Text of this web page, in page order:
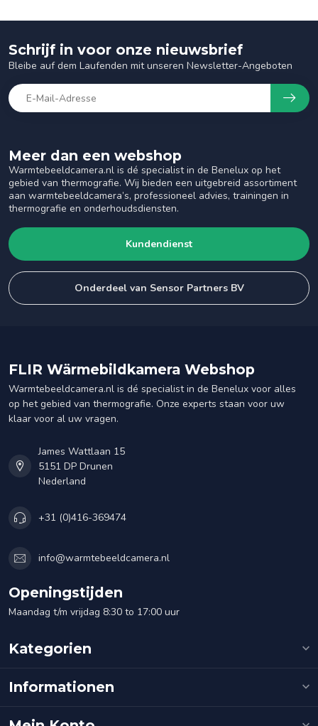
Meer dan een webshop
Warmtebeeldcamera.nl is dé specialist in de Benelux op het
gebied van thermografie. Wij bieden een uitgebreid assortiment
aan warmtebeeldcamera’s, professioneel advies, trainingen in
thermografie en onderhoudsdiensten.
Kundendienst
Onderdeel van Sensor Partners BV
Schrijf in voor onze nieuwsbrief
Bleibe auf dem Laufenden mit unseren Newsletter-Angeboten
FLIR Wärmebildkamera Webshop
Warmtebeeldcamera.nl is dé specialist in de Benelux voor alles
op het gebied van thermografie. Onze experts staan voor uw
klaar voor al uw vragen.
James Wattlaan 15
5151 DP Drunen
Nederland
+31 (0)416-369474
info@warmtebeeldcamera.nl
Openingstijden
Maandag t/m vrijdag 8:30 to 17:00 uur
Kategorien
Informationen